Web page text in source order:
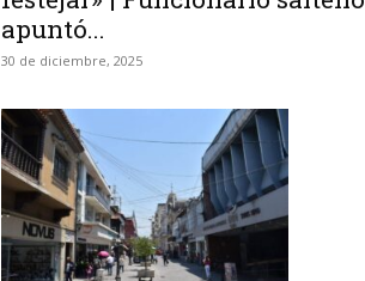
apuntó...
30 de diciembre, 2025